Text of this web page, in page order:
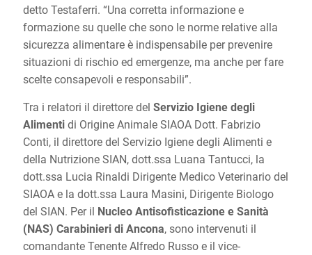
detto Testaferri. “Una corretta informazione e
formazione su quelle che sono le norme relative alla
sicurezza alimentare è indispensabile per prevenire
situazioni di rischio ed emergenze, ma anche per fare
scelte consapevoli e responsabili”.
Tra i relatori il direttore del Servizio Igiene degli
Alimenti di Origine Animale SIAOA Dott. Fabrizio
Conti, il direttore del Servizio Igiene degli Alimenti e
della Nutrizione SIAN, dott.ssa Luana Tantucci, la
dott.ssa Lucia Rinaldi Dirigente Medico Veterinario del
SIAOA e la dott.ssa Laura Masini, Dirigente Biologo
del SIAN. Per il Nucleo Antisofisticazione e Sanità
(NAS) Carabinieri di Ancona, sono intervenuti il
comandante Tenente Alfredo Russo e il vice-